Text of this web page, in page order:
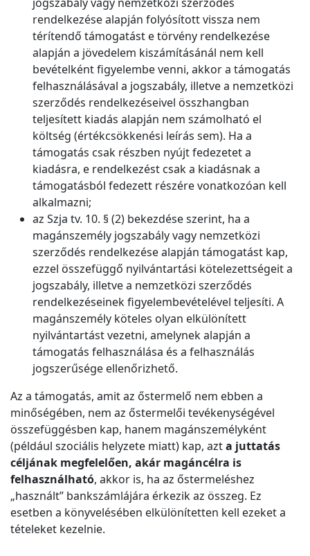
rendelkezése alapján folyósított vissza nem
térítendő támogatást e törvény rendelkezése
alapján a jövedelem kiszámításánál nem kell
bevételként figyelembe venni, akkor a támogatás
felhasználásával a jogszabály, illetve a nemzetközi
szerződés rendelkezéseivel összhangban
teljesített kiadás alapján nem számolható el
költség (értékcsökkenési leírás sem). Ha a
támogatás csak részben nyújt fedezetet a
kiadásra, e rendelkezést csak a kiadásnak a
támogatásból fedezett részére vonatkozóan kell
alkalmazni;
az Szja tv. 10. § (2) bekezdése szerint, ha a
magánszemély jogszabály vagy nemzetközi
szerződés rendelkezése alapján támogatást kap,
ezzel összefüggő nyilvántartási kötelezettségeit a
jogszabály, illetve a nemzetközi szerződés
rendelkezéseinek figyelembevételével teljesíti. A
magánszemély köteles olyan elkülönített
nyilvántartást vezetni, amelynek alapján a
támogatás felhasználása és a felhasználás
jogszerűsége ellenőrizhető.
Az a támogatás, amit az őstermelő nem ebben a
minőségében, nem az őstermelői tevékenységével
összefüggésben kap, hanem magánszemélyként
(például szociális helyzete miatt) kap, azta juttatás
céljának megfelelően, akár magáncélra is
felhasználható, akkor is, ha az őstermeléshez
„használt” bankszámlájára érkezik az összeg. Ez
esetben a könyvelésében elkülönítetten kell ezeket a
tételeket kezelnie.